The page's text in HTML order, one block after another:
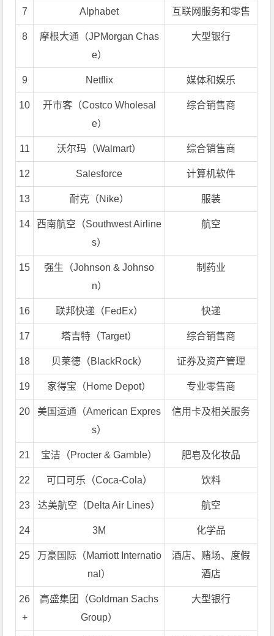
7 Alphabet 互联网服务和零售
8
摩根大通（JPMorgan Chas
e）
大型银行
9 Netflix 媒体和娱乐
10
开市客（Costco Wholesal
e）
综合销售商
11 沃尔玛（Walmart） 综合销售商
12 Salesforce 计算机软件
13 耐克（Nike） 服装
14
西南航空（Southwest Airline
s）
航空
15
强生（Johnson & Johnso
n）
制药业
16 联邦快递（FedEx） 快递
17 塔吉特（Target） 综合销售商
18 贝莱德（BlackRock） 证券及资产管理
19 家得宝（Home Depot） 专业零售商
20
美国运通（American Expres
s）
信用卡及相关服务
21 宝洁（Procter & Gamble） 肥皂及化妆品
22 可口可乐（Coca-Cola） 饮料
23 达美航空（Delta Air Lines） 航空
24 3M 化学品
25
万豪国际（Marriott Internatio
nal）
酒店、赌场、度假
酒店
26
+
高盛集团（Goldman Sachs
Group）
大型银行